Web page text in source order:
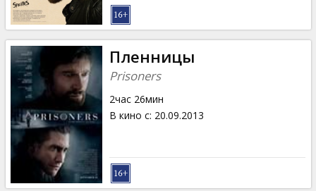
Пленницы
Prisoners
2час 26мин
В кино с: 20.09.2013